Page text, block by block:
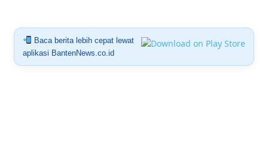
Baca berita lebih cepat lewat
aplikasi BantenNews.co.id